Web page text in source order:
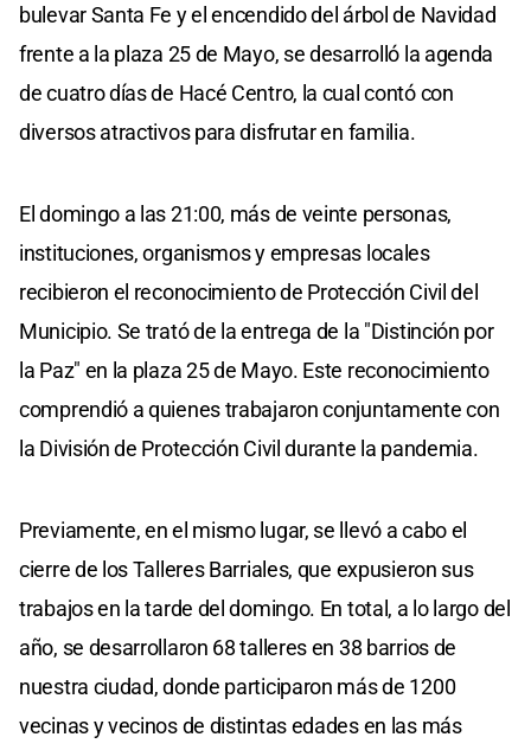
bulevar Santa Fe y el encendido del árbol de Navidad
frente a la plaza 25 de Mayo, se desarrolló la agenda
de cuatro días de Hacé Centro, la cual contó con
diversos atractivos para disfrutar en familia.
El domingo a las 21:00, más de veinte personas,
instituciones, organismos y empresas locales
recibieron el reconocimiento de Protección Civil del
Municipio. Se trató de la entrega de la "Distinción por
la Paz" en la plaza 25 de Mayo. Este reconocimiento
comprendió a quienes trabajaron conjuntamente con
la División de Protección Civil durante la pandemia.
Previamente, en el mismo lugar, se llevó a cabo el
cierre de los Talleres Barriales, que expusieron sus
trabajos en la tarde del domingo. En total, a lo largo del
año, se desarrollaron 68 talleres en 38 barrios de
nuestra ciudad, donde participaron más de 1200
vecinas y vecinos de distintas edades en las más